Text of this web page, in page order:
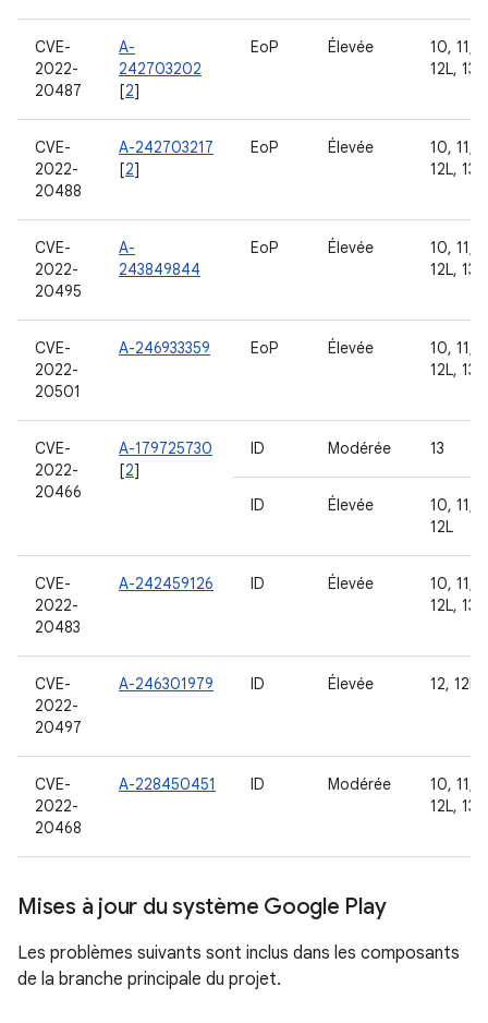
CVE-
2022-
20487
A-
242703202
[2]
EoP Élevée
10, 11,
12L, 13
CVE-
2022-
20488
A-242703217
[2]
EoP Élevée
10, 11,
12L, 13
CVE-
2022-
20495
A-
243849844
EoP Élevée
10, 11,
12L, 13
CVE-
2022-
20501
A-246933359 EoP Élevée
10, 11,
12L, 13
CVE-
2022-
20466
A-179725730
[2]
ID Modérée 13
ID Élevée
10, 11,
12L
CVE-
2022-
20483
A-242459126 ID Élevée
10, 11,
12L, 13
CVE-
2022-
20497
A-246301979 ID Élevée 12, 12L,
CVE-
2022-
20468
A-228450451 ID Modérée
10, 11,
12L, 13
Mises à jour du système Google Play
Les problèmes suivants sont inclus dans les composants
de la branche principale du projet.